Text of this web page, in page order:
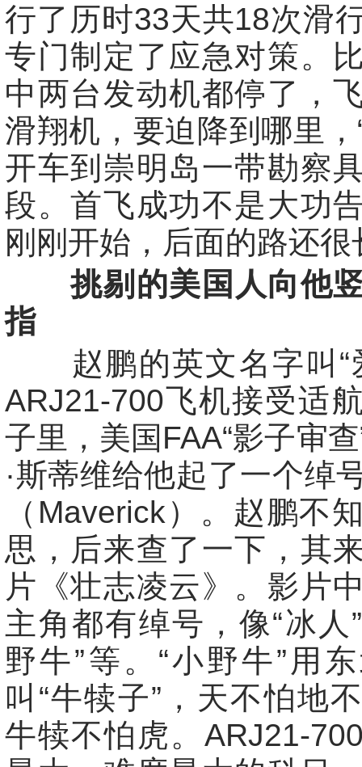
行了历时33天共18次滑
专门制定了应急对策。
中两台发动机都停了，
滑翔机，要迫降到哪里，
开车到崇明岛一带勘察
段。首飞成功不是大功
刚刚开始，后面的路还很
挑剔的美国人向他
指
赵鹏的英文名字叫“
ARJ21-700飞机接受适
子里，美国FAA“影子审
·斯蒂维给他起了一个绰
（Maverick）。赵鹏不
思，后来查了一下，其
片《壮志凌云》。影片
主角都有绰号，像“冰人
野牛”等。“小野牛”用
叫“牛犊子”，天不怕地
牛犊不怕虎。ARJ21-